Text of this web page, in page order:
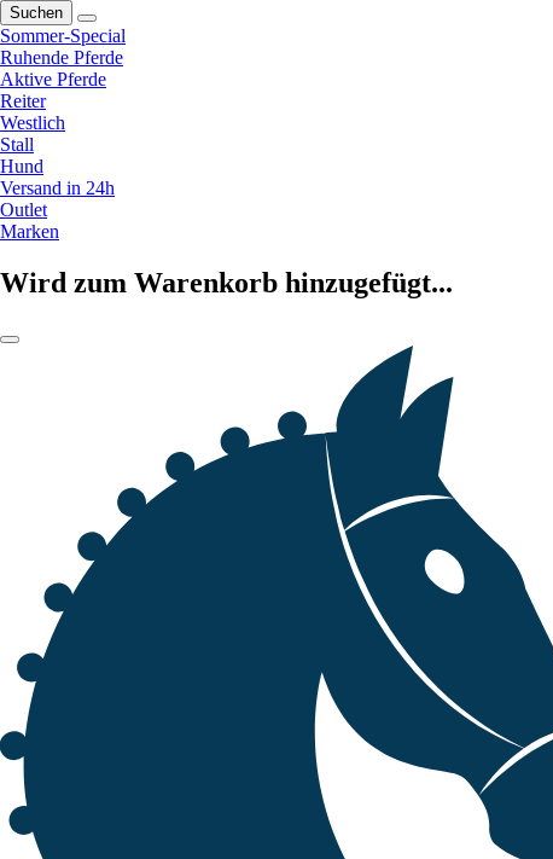
Suchen
Sommer-Special
Ruhende Pferde
Aktive Pferde
Reiter
Westlich
Stall
Hund
Versand in 24h
Outlet
Marken
Wird zum Warenkorb hinzugefügt...